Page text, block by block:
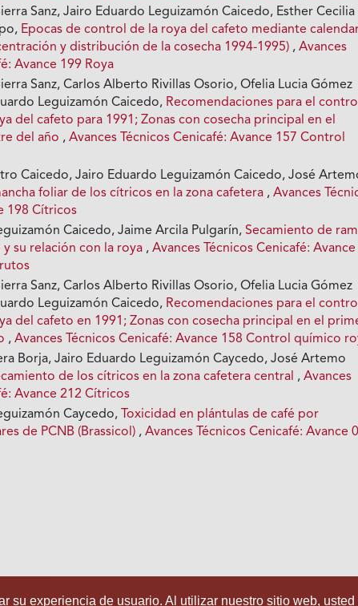
Sanz, Jairo Eduardo Leguizamón Caicedo, Esther Cecilia
Epocas de control de la roya del cafeto mediante
y distribución de la cosecha 1994-1995) ,Avances
Avance 199 Roya
Sanz, Carlos Alberto Rivillas Osorio, Ofelia Lucia Gómez
Leguizamón Caicedo, Recomendaciones para el
del cafeto para 1991; Zonas con cosecha principal en el
del año ,Avances Técnicos Cenicafé: Avance 157 Control
Caicedo, Jairo Eduardo Leguizamón Caicedo, José
foliar de los cítricos en la zona cafetera ,Avances
198 Cítricos
Caicedo, Jaime Arcila Pulgarín,Secamiento de
su relación con la roya ,Avances Técnicos Cenicafé:
Sanz, Carlos Alberto Rivillas Osorio, Ofelia Lucia Gómez
Leguizamón Caicedo, Recomendaciones para el
del cafeto en 1991; Zonas con cosecha principal en el
,Avances Técnicos Cenicafé: Avance 158 Control químico
Borja, Jairo Eduardo Leguizamón Caycedo, José Artemo
de los cítricos en la zona cafetera central ,Avances
Avance 212 Cítricos
Caycedo, Toxicidad en plántulas de café por
de PCNB (Brassicol) ,Avances Técnicos Cenicafé: Avance
su experiencia de usuario. Al utilizar nuestro sitio web,